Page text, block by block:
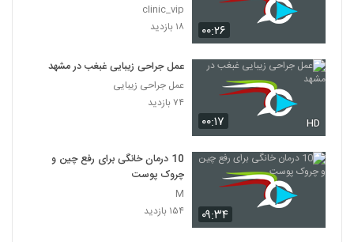
۰۰:۲۶
clinic_vip
۱۸ بازدید
۰۰:۱۷ HD
عمل جراحی زیبایی غبغب در مشهد
عمل جراحی زیبایی
۷۴ بازدید
۰۹:۳۴
10 درمان خانگی برای رفع چین و
چروک پوست
M
۱۵۴ بازدید